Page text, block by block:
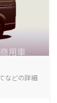
などの詳細